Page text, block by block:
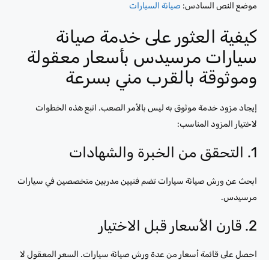
موضع النص السادس: صيانة السيارات
كيفية العثور على خدمة صيانة
سيارات مرسيدس بأسعار معقولة
وموثوقة بالقرب مني بسرعة
إيجاد مزود خدمة موثوق به ليس بالأمر الصعب. اتبع هذه الخطوات
لاختيار المزود المناسب:
1. التحقق من الخبرة والشهادات
ابحث عن ورش صيانة سيارات تضم فنيين مدربين متخصصين في سيارات
مرسيدس.
2. قارن الأسعار قبل الاختيار
احصل على قائمة أسعار من عدة ورش صيانة سيارات. السعر المعقول لا